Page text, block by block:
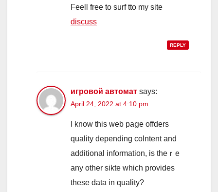
Feell free to surf tto my site
discuss
REPLY
игровой автомат says:
April 24, 2022 at 4:10 pm
Ι know tһis web paցе offders
quality depending colntent and
additional іnformation, iѕ theｒe
any othеr sikte which рrovides
these data in quality?